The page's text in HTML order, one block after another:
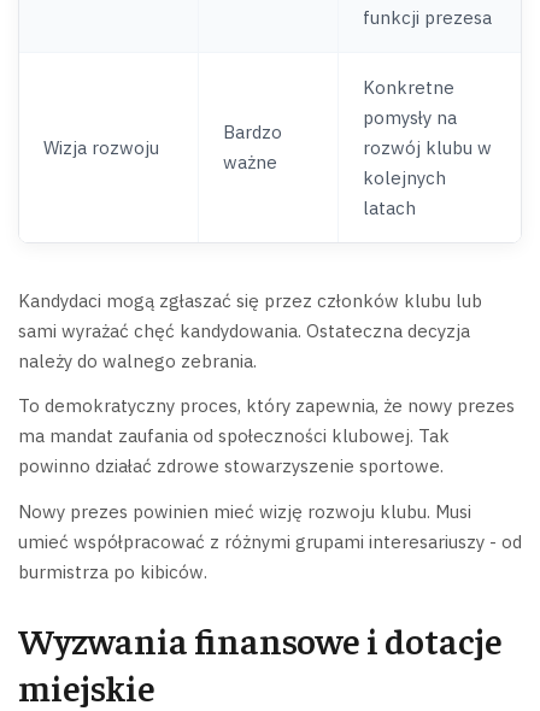
funkcji prezesa
Wizja rozwoju
Bardzo
ważne
Konkretne
pomysły na
rozwój klubu w
kolejnych
latach
Kandydaci mogą zgłaszać się przez członków klubu lub
sami wyrażać chęć kandydowania. Ostateczna decyzja
należy do walnego zebrania.
To demokratyczny proces, który zapewnia, że nowy prezes
ma mandat zaufania od społeczności klubowej. Tak
powinno działać zdrowe stowarzyszenie sportowe.
Nowy prezes powinien mieć wizję rozwoju klubu. Musi
umieć współpracować z różnymi grupami interesariuszy - od
burmistrza po kibiców.
Wyzwania finansowe i dotacje
miejskie